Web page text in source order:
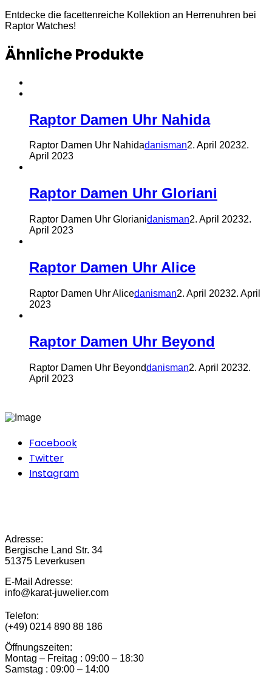
Entdecke die facettenreiche Kollektion an Herrenuhren bei
Raptor Watches!
Ähnliche Produkte
Raptor Damen Uhr Nahida
Raptor Damen Uhr Nahidadanisman2. April 20232.
April 2023
Raptor Damen Uhr Gloriani
Raptor Damen Uhr Glorianidanisman2. April 20232.
April 2023
Raptor Damen Uhr Alice
Raptor Damen Uhr Alicedanisman2. April 20232. April
2023
Raptor Damen Uhr Beyond
Raptor Damen Uhr Beyonddanisman2. April 20232.
April 2023
Facebook
Twitter
Instagram
Adresse:
Bergische Land Str. 34
51375 Leverkusen
E-Mail Adresse:
info@karat-juwelier.com
Telefon:
(+49) 0214 890 88 186
Öffnungszeiten:
Montag – Freitag : 09:00 – 18:30
Samstag : 09:00 – 14:00